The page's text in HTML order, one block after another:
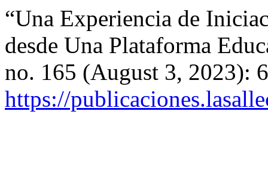
“Una Experiencia de
desde Una Plataforma
no. 165 (August 3, 2023):
https://